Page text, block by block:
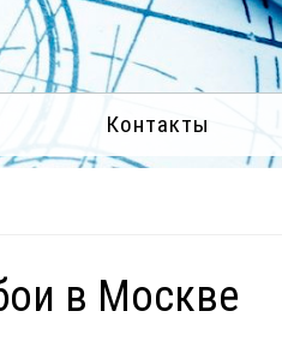
Контакты
в Москве